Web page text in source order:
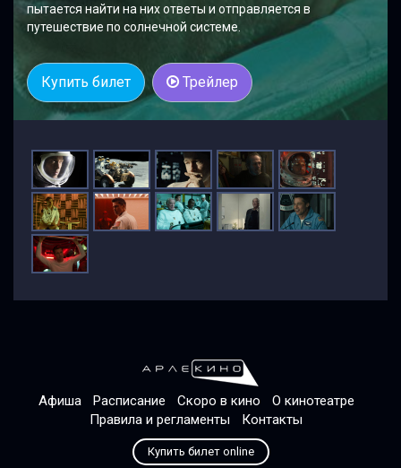
пытается найти на них ответы и отправляется в
путешествие по солнечной системе.
Купить билет Трейлер
Афиша Расписание Скоро в кино
О кинотеатре
Правила и регламенты
Контакты
Купить билет online